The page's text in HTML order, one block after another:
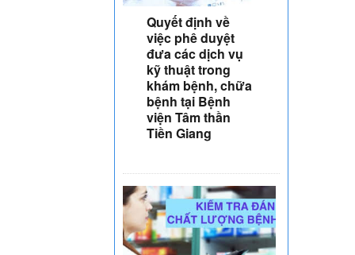
Quyết định về
việc phê duyệt
đưa các dịch vụ
kỹ thuật trong
khám bệnh, chữa
bệnh tại Bệnh
viện Tâm thần
Tiền Giang